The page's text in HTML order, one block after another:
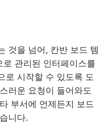
것을 넘어, 칸반 보드 템
관리된 인터페이스를
로 시작할 수 있도록 도
러운 요청이 들어와도
부서에 언제든지 보드
니다.